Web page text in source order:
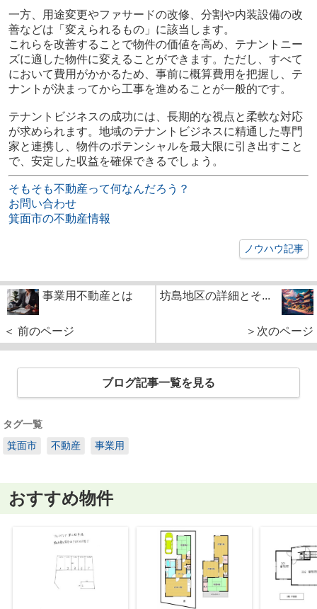
一方、用途変更やファサードの改修、分割や内装設備の改
善などは「変えられるもの」に該当します。
これらを改善することで物件の価値を高め、テナントニー
ズに適した物件に変えることができます。ただし、すべて
において費用がかかるため、事前に概算費用を把握し、テ
ナントが決まってから工事を進めることが一般的です。
テナントビジネスの成功には、長期的な視点と柔軟な対応
が求められます。地域のテナントビジネスに精通した専門
家と連携し、物件のポテンシャルを最大限に引き出すこと
で、安定した収益を確保できるでしょう。
そもそも不動産って何なんだろう？
お問い合わせ
箕面市の不動産情報
ノウハウ記事
事業用不動産とは
＜ 前のページ
坊島地区の詳細とそ...
＞次のページ
ブログ記事一覧を見る
タグ一覧
箕面市
不動産 事業用
おすすめ物件